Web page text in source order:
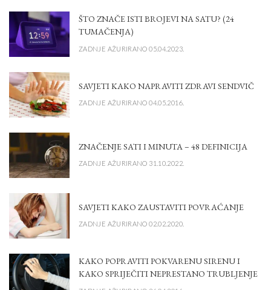
ŠTO ZNAČE ISTI BROJEVI NA SATU? (24
TUMAČENJA)
ZADNJE AŽURIRANO 05.04.2023.
SAVJETI KAKO NAPRAVITI ZDRAVI SENDVIČ
ZADNJE AŽURIRANO 04.05.2016.
ZNAČENJE SATI I MINUTA – 48 DEFINICIJA
ZADNJE AŽURIRANO 31.10.2022.
SAVJETI KAKO ZAUSTAVITI POVRAĆANJE
ZADNJE AŽURIRANO 02.02.2020.
KAKO POPRAVITI POKVARENU SIRENU I
KAKO SPRIJEČITI NEPRESTANO TRUBLJENJE